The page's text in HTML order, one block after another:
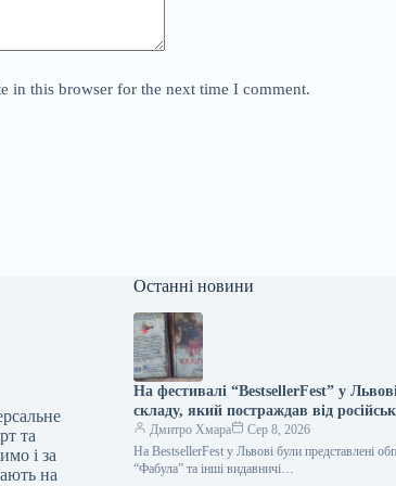
in this browser for the next time I comment.
та
і за
на
Останні новини
На фестивалі “BestsellerFest” у
складу, який постраждав від
Дмитро Хмара
Сер 8, 2026
На BestsellerFest у Львові були представлені
“Фабула” та інші видавничі…